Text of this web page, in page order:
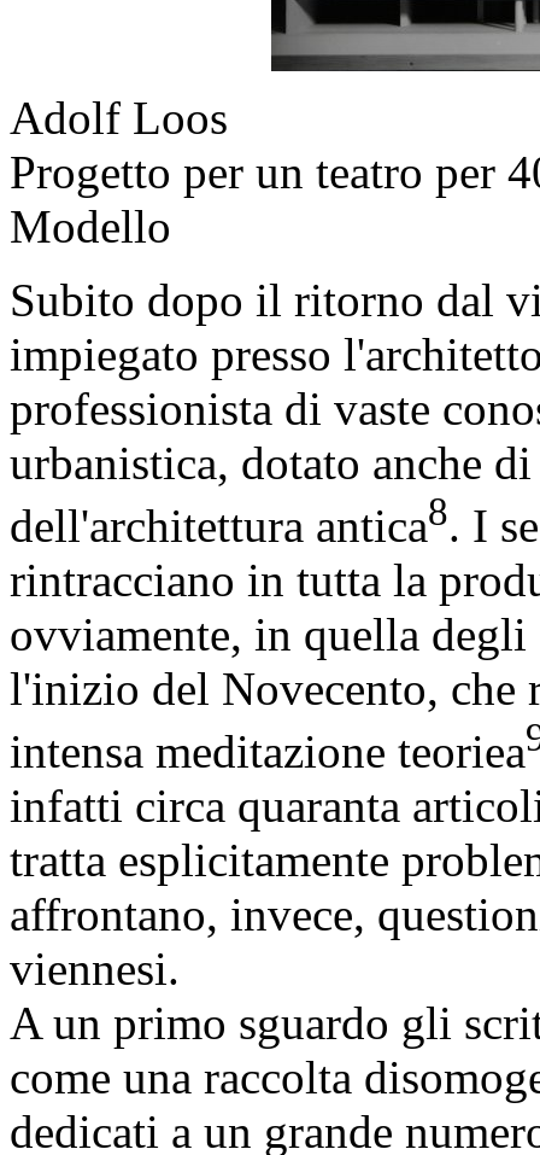
Adolf Loos
Progetto per un teatro per
Modello
Subito dopo il ritorno dal
impiegato presso
professionista di vaste
urbanistica, dotato anche
dell'architettura antica8. I
rintracciano in tutta la
ovviamente, in quella degli
l'inizio del Novecento, che
intensa meditazione teoriea
infatti circa quaranta
tratta esplicitamente
affrontano, invece,
viennesi.
A un primo sguardo gli
come una raccolta
dedicati a un grande